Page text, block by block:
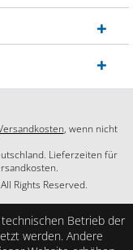
, wenn nicht
Lieferzeiten für
Rights Reserved.
Betrieb der
werden. Andere